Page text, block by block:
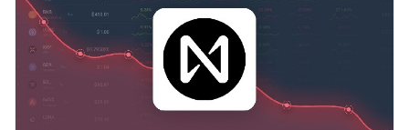
Наголос на створенні залученої та
інтерактивної спільноти формує основу
Grok X, підвищуючи його здатність
адаптуватися та потенційні траєкторії
зростання. Висновок Grok X, під
знаменом $GROK X, втілює привабливі
перспективи криптопроектів, які
сприяють її унікальній ціннісній
пропозиції: Доступ до даних у
реальному часі: Прямий доступ чат-бота
до живої інформації дозволяє йому
надавати актуальні відповіді та робити
взаємодії більш релевантними до
поточних подій та трендів. Унікальна
здоров'я. Відстежуючи та аналізуючи
агреговані дані про здоров'я на
децентралізованій платформі, OmegaX
прагне покращити профілактичну
допомогу та персоналізовані медичні
варіанти лікування. Крім того, OmegaX